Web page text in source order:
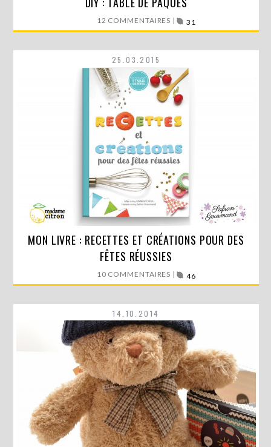
12 COMMENTAIRES | 31
25.03.2015
Oh joie ! Aujourd’hui est un grand jour pour moi,…
LIRE LA SUITE
MON LIVRE : RECETTES ET CRÉATIONS POUR DES
FÊTES RÉUSSIES
10 COMMENTAIRES | 46
14.10.2014